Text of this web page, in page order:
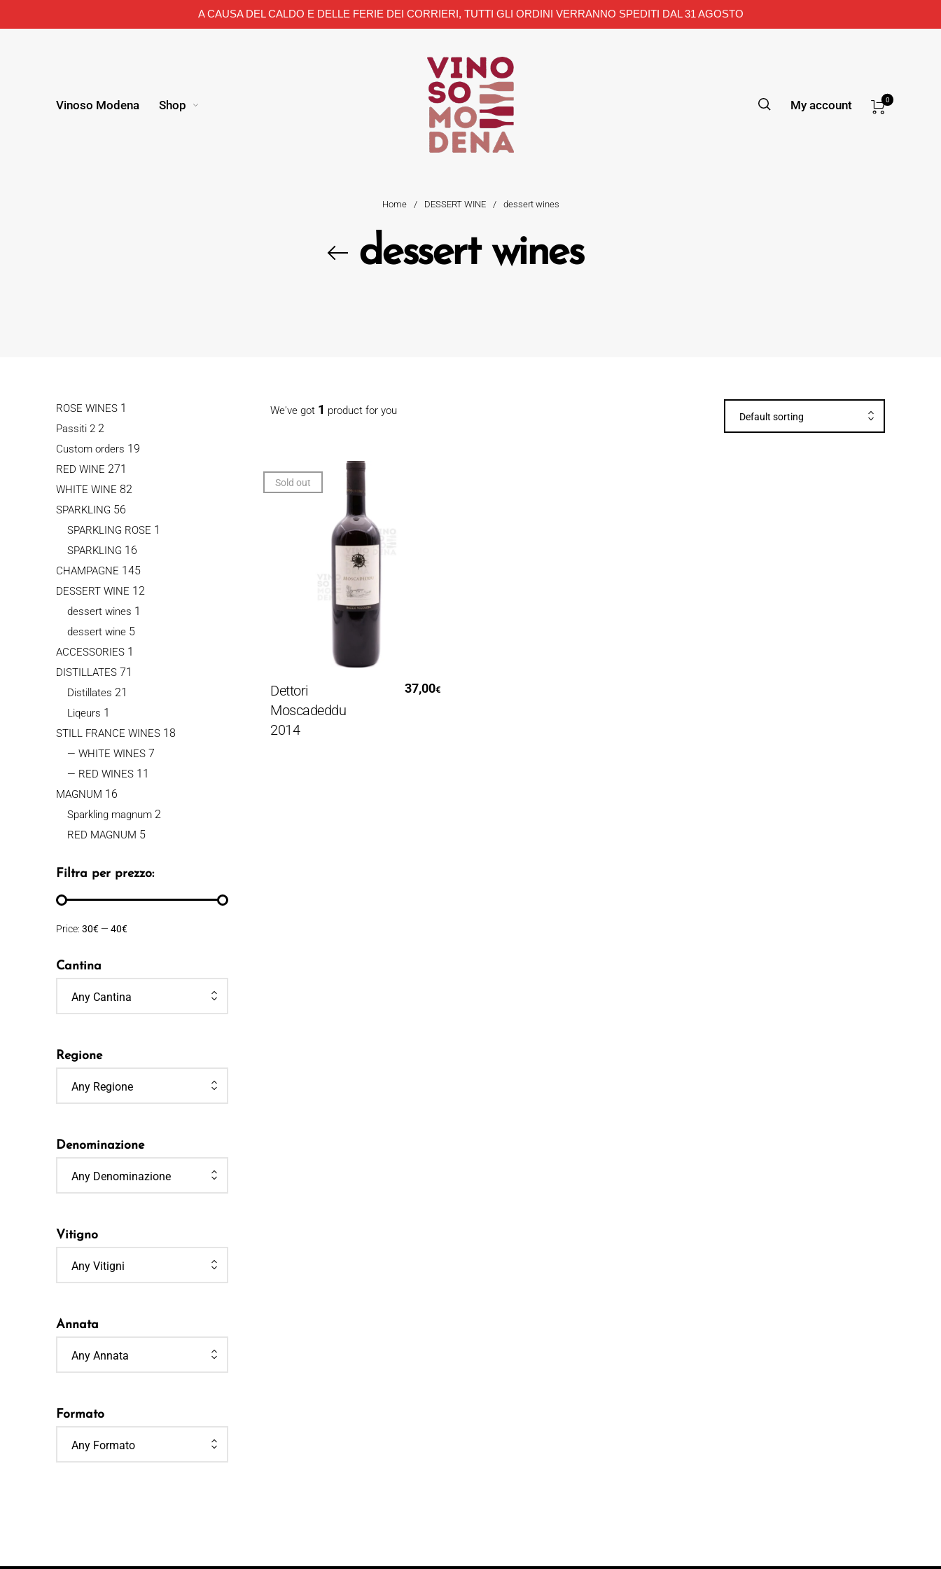
A CAUSA DEL CALDO E DELLE FERIE DEI CORRIERI, TUTTI GLI ORDINI VERRANNO SPEDITI DAL 31 AGOSTO
Vinoso Modena Shop My account 0
Home / DESSERT WINE / dessert wines
dessert wines
ROSE WINES 1
Passiti 2 2
Custom orders 19
RED WINE 271
WHITE WINE 82
SPARKLING 56
SPARKLING ROSE 1
SPARKLING 16
CHAMPAGNE 145
DESSERT WINE 12
dessert wines 1
dessert wine 5
ACCESSORIES 1
DISTILLATES 71
Distillates 21
Liqeurs 1
STILL FRANCE WINES 18
— WHITE WINES 7
— RED WINES 11
MAGNUM 16
Sparkling magnum 2
RED MAGNUM 5
Filtra per prezzo:
Price: 30€— 40€
Cantina
Any Cantina
Regione
Any Regione
Denominazione
Any Denominazione
Vitigno
Any Vitigni
Annata
Any Annata
Formato
Any Formato
We've got 1 product for you Default sorting
Sold out
Dettori
Moscadeddu
2014
37,00€